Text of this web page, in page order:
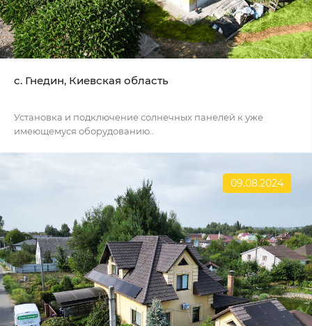
c. Гнедин, Киевская область
Установка и подключение солнечных панелей к уже
имеющемуся оборудованию..
09.08.2024